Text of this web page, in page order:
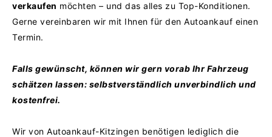
verkaufen möchten – und das alles zu Top-Konditionen.
Gerne vereinbaren wir mit Ihnen für den Autoankauf einen
Termin.
Falls gewünscht, können wir gern vorab Ihr Fahrzeug
schätzen lassen: selbstverständlich unverbindlich und
kostenfrei.
Wir von Autoankauf-Kitzingen benötigen lediglich die